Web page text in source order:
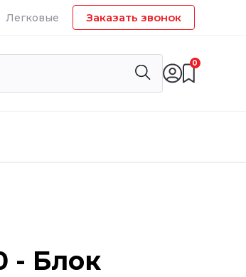
Легковые Заказать звонок
0
- Блок